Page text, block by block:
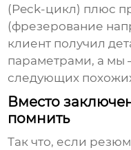
(Peck-цикл) плюс
(фрезерование
клиент получил
параметрами, а мы
следующих
Вместо
помнить
Так что, если